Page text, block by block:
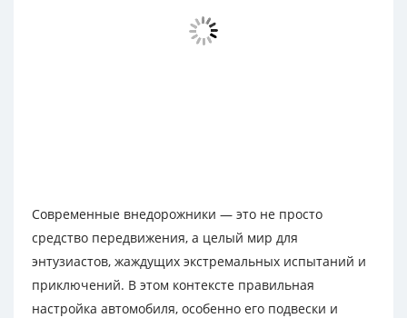
Современные внедорожники — это не просто
средство передвижения, а целый мир для
энтузиастов, жаждущих экстремальных испытаний и
приключений. В этом контексте правильная
настройка автомобиля, особенно его подвески и